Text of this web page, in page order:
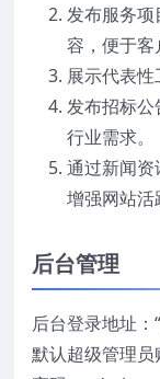
发布服务
容，便于客
展示代表性
发布招标公
行业需求。
通过新闻资
增强网站活
后台管理
后台登录地址
默认超级管理